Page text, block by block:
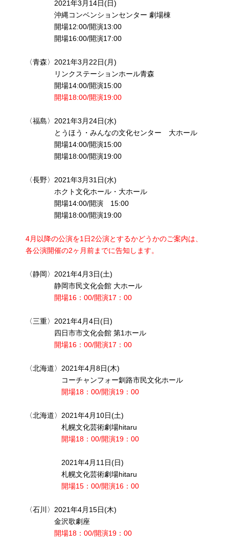
2021年3月14日(日)
沖縄コンベンションセンター 劇場棟
開場12:00/開演13:00
開場16:00/開演17:00
〈青森〉2021年3月22日(月)
リンクステーションホール青森
開場14:00/開演15:00
開場18:00/開演19:00
〈福島〉2021年3月24日(水)
とうほう・みんなの文化センター 大ホール
開場14:00/開演15:00
開場18:00/開演19:00
〈長野〉2021年3月31日(水)
ホクト文化ホール・大ホール
開場14:00/開演 15:00
開場18:00/開演19:00
4月以降の公演を1日2公演とするかどうかのご案内は、
各公演開催の2ヶ月前までに告知します。
〈静岡〉2021年4月3日(土)
静岡市民文化会館 大ホール
開場16：00/開演17：00
〈三重〉2021年4月4日(日)
四日市市文化会館 第1ホール
開場16：00/開演17：00
〈北海道〉2021年4月8日(木)
コーチャンフォー釧路市民文化ホール
開場18：00/開演19：00
〈北海道〉2021年4月10日(土)
札幌文化芸術劇場hitaru
開場18：00/開演19：00
2021年4月11日(日)
札幌文化芸術劇場hitaru
開場15：00/開演16：00
〈石川〉2021年4月15日(木)
金沢歌劇座
開場18：00/開演19：00